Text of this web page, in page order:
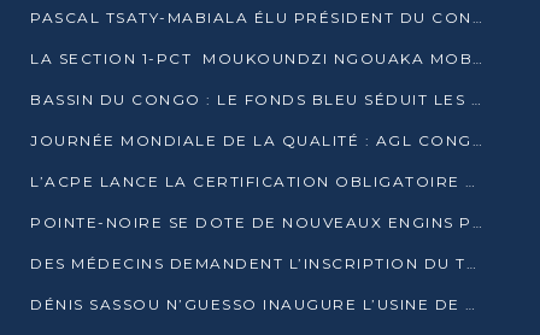
PASCAL TSATY-MABIALA ÉLU PRÉSIDENT DU CONSEIL NATIONAL DE L’UPADS
LA SECTION 1-PCT MOUKOUNDZI NGOUAKA MOBILISE 100 000 FCFA POUR LE 6ᵉ CONGRÈS DU PARTI
BASSIN DU CONGO : LE FONDS BLEU SÉDUIT LES BAILLEURS À BELÉM
JOURNÉE MONDIALE DE LA QUALITÉ : AGL CONGO FORME ET SENSIBILISE LES JEUNES TALENTS
L’ACPE LANCE LA CERTIFICATION OBLIGATOIRE DES CONTRATS DE TRAVAIL DES TRANSPORTEURS
POINTE-NOIRE SE DOTE DE NOUVEAUX ENGINS POUR L’ASSAINISSEMENT ET L’ENTRETIEN ROUTIER
DES MÉDECINS DEMANDENT L’INSCRIPTION DU TRAITEMENT DU PIED-BOT DANS LES CURSUS UNIVERSITAIRES
DÉNIS SASSOU N’GUESSO INAUGURE L’USINE DE VALORISATION DU GAZ ASSOCIÉ